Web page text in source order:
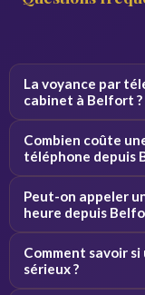
La voyance par
cabinet à Belfort ?
Par téléphone, le
Combien coûte
téléphone depuis
voyant. Des
Peut-on appeler
heure depuis
pouvez appeler de
Comment savoir
sérieux ?